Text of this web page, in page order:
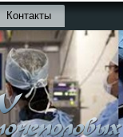
Контакты